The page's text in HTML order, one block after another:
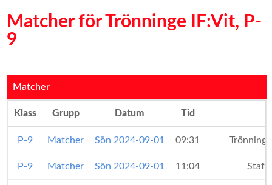
Matcher för Trönninge IF:Vit, P-
9
Matcher
Klass Grupp Datum Tid
P-9 Matcher Sön 2024-09-01 09:31
P-9 Matcher Sön 2024-09-01 11:04